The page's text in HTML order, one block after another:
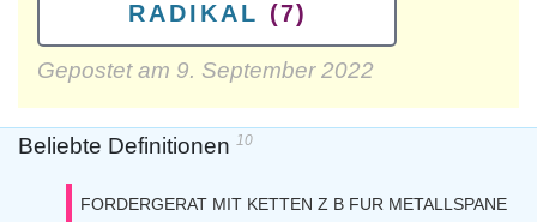
RADIKAL (7)
Gepostet am 9. September 2022
Beliebte Definitionen 10
FORDERGERAT MIT KETTEN Z B FUR METALLSPANE